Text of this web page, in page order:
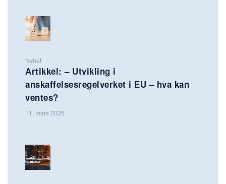
Nyhet
Artikkel: – Utvikling i
anskaffelsesregelverket i EU – hva kan
ventes?
11. mars 2025